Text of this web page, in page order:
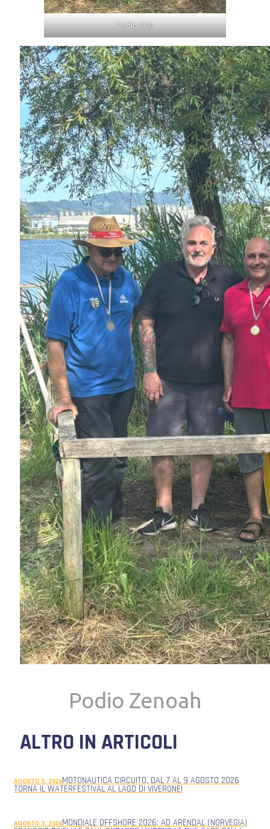
Podio O35
Podio Zenoah
ALTRO IN ARTICOLI
AGOSTO 5, 2026MOTONAUTICA CIRCUITO, DAL 7 AL 9 AGOSTO 2026
TORNA IL WATERFESTIVAL AL LAGO DI VIVERONE!
AGOSTO 3, 2026MONDIALE OFFSHORE 2026: AD ARENDAL (NORVEGIA)